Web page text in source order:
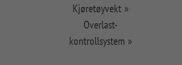
Kjøretøyvekt
Overlast-
kontrollsystem